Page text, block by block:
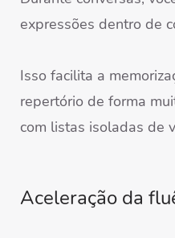
expressões dentro de
Isso facilita a
repertório de forma
com listas isoladas de
Aceleração da